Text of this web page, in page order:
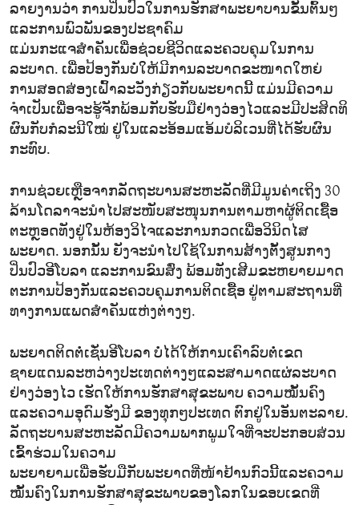
ລາຍງານວ່າ ການປິ່ນປົວໃນການຮັກສາພະຍາບານຂັ້ນຕົ້ນໆ
ແລະການພົວພັນຂອງປະຊາຄົມ
ແມ່ນກະແຈສຳຄັນເພື່ອຊ່ວຍຊີວິດແລະຄວບຄຸມໃນການ
ລະບາດ. ເພື່ອປ້ອງກັນບໍ່ໃຫ້ມີການລະບາດຂະໜາດໃຫຍ່
ການສອດສ່ອງເຝົ້າລະວັງກ່ຽວກັບພະຍາດນີ້ ແມ່ນມີຄວາມ
ຈຳເປັນເພື່ອຈະຮູ້ຈັກພ້ອມກັບຮັບມືຢ່າງວ່ອງໄວແລະມີປະສິດທິ
ຜົນກັບກໍລະນີໃໝ່ ຢູ່ໃນແລະອ້ອມແອ້ມບໍລິເວນທີ່ໄດ້ຮັບຜົນ
ກະທົບ.
ການຊ່ວຍເຫຼືອຈາກລັດຖະບານສະຫະລັດທີ່ມີມູນຄ່າເຖິງ 30
ລ້ານໂດລາຈະນຳໄປສະໜັບສະໜຸນການຕາມຫາຜູ້ຕິດເຊື້ອ
ຕະຫຼອດທັງຢູ່ໃນຫ້ອງວິໄຈແລະການກວດເພື່ອວິນິດໄສ
ພະຍາດ. ນອກນັ້ນ ຍັງຈະນຳໄປໃຊ້ໃນການສ້າງຕັ້ງສູນກາງ
ປິ່ນປົວອີໂບລາ ແລະການຂົນສົ່ງ ພ້ອມທັງເສີມຂະຫຍາຍມາດ
ຕະການປ້ອງກັນແລະຄວບຄຸມການຕິດເຊື້ອ ຢູ່ຕາມສະຖານທີ່
ທາງການແພດສຳຄັນແຫ່ງຕ່າງໆ.
ພະຍາດຕິດຕໍ່ເຊັ່ນອີໂບລາ ບໍ່ໄດ້ໃຫ້ການເຄົາລົບຕໍ່ເຂດ
ຊາຍແດນລະຫວ່າງປະເທດຕ່າງໆແລະສາມາດແຜ່ລະບາດ
ຢ່າງວ່ອງໄວ ເຮັດໃຫ້ການຮັກສາສຸຂະພາບ ຄວາມໝັ້ນຄົງ
ແລະຄວາມອຸດົມຮັ່ງມີ ຂອງທຸກໆປະເທດ ຕົກຢູ່ໃນອັນຕະລາຍ.
ລັດຖະບານສະຫະລັດມີຄວາມພາກພູມໃຈທີ່ຈະປະກອບສ່ວນ
ເຂົ້າຮ່ວມໃນຄວາມ
ພະຍາຍາມເພື່ອຮັບມືກັບພະຍາດທີ່ໜ້າຢ້ານກົວນີ້ແລະຄວາມ
ໝັ້ນຄົງໃນການຮັກສາສຸຂະພາບຂອງໂລກໃນຂອບເຂດທີ່